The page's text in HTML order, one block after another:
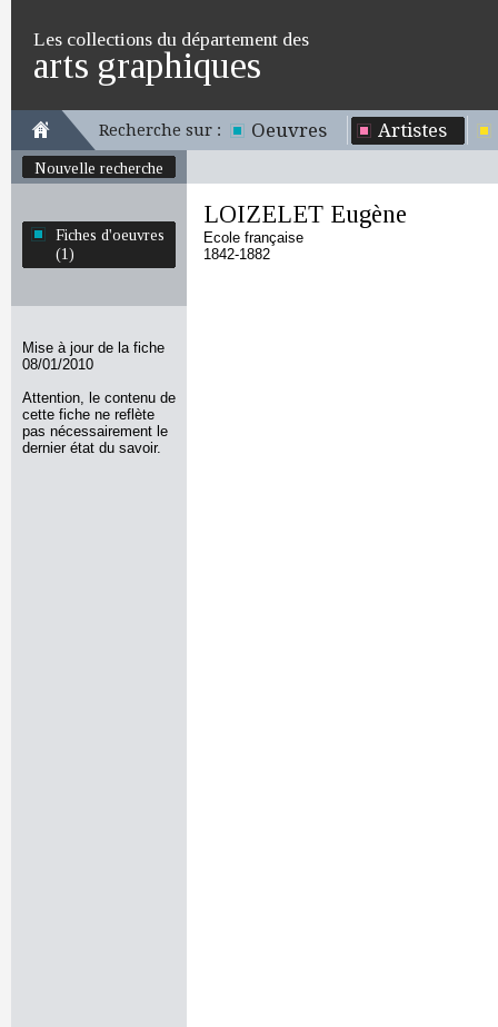
Les collections du département des
arts graphiques
Recherche sur : Oeuvres Artistes
Nouvelle recherche
Fiches d'oeuvres
(1)
Mise à jour de la fiche
08/01/2010
Attention, le contenu de
cette fiche ne reflète
pas nécessairement le
dernier état du savoir.
LOIZELET Eugène
Ecole française
1842-1882